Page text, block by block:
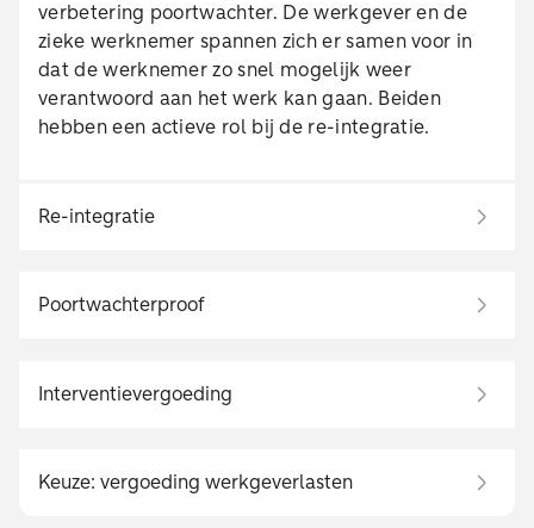
verbetering poortwachter. De werkgever en de
zieke werknemer spannen zich er samen voor in
dat de werknemer zo snel mogelijk weer
verantwoord aan het werk kan gaan. Beiden
hebben een actieve rol bij de re-integratie.
Re-integratie
Poortwachterproof
Interventievergoeding
Keuze: vergoeding werkgeverlasten